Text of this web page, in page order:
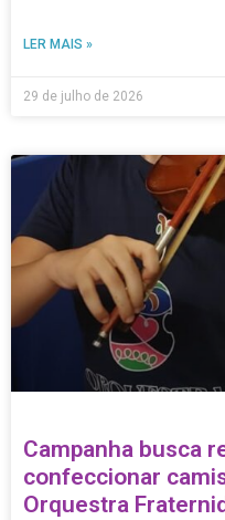
LER MAIS »
29 de julho de 2026
Campanha busca
confeccionar
Orquestra